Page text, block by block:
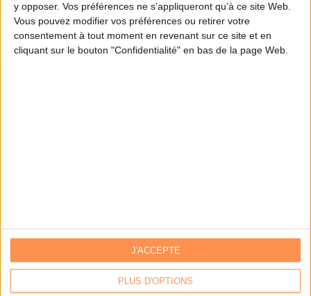
y opposer. Vos préférences ne s'appliqueront qu’à ce site Web.
Vous pouvez modifier vos préférences ou retirer votre
consentement à tout moment en revenant sur ce site et en
cliquant sur le bouton "Confidentialité" en bas de la page Web.
PLUS D'OPTIONS
J'ACCEPTE
Je m'inscris sur Archimag.com
Communiquer avec Archimag|Communiquer avec ACE